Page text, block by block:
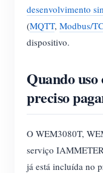
desenvolvimento
(MQTT, Modbus/
dispositivo.
Quando
preciso
O WEM3080T,
serviço
já está incluída no